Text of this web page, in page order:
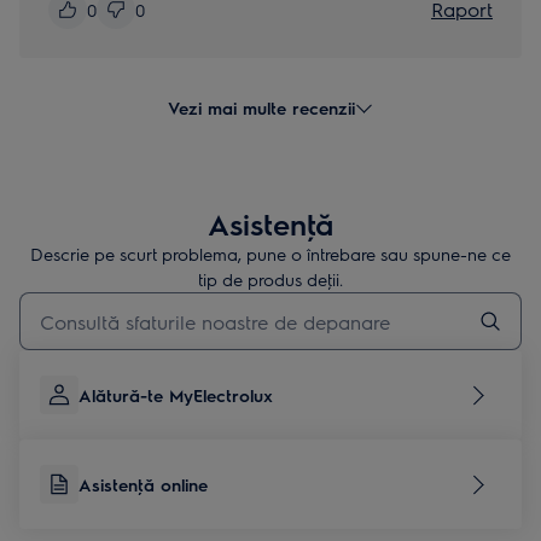
0 0 Raport
Vezi mai multe recenzii
Asistenţă
Descrie pe scurt problema, pune o întrebare sau spune-ne ce
tip de produs deţii.
Type to search for support articles
Alătură-te MyElectrolux
Asistenţă online